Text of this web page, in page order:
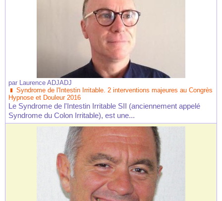
par Laurence ADJADJ
Syndrome de l'Intestin Irritable. 2 interventions majeures au Congrès
Hypnose et Douleur 2016
Le Syndrome de l'Intestin Irritable SII (anciennement appelé
Syndrome du Colon Irritable), est une...